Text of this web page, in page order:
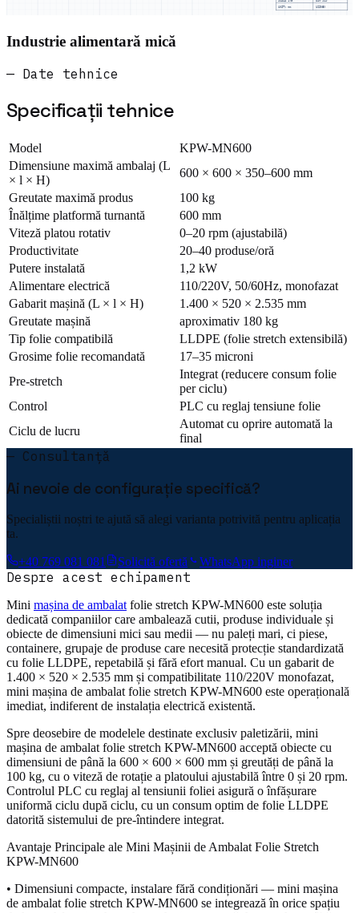
UNIT: mm
UZINEX
Industrie alimentară mică
— Date tehnice
Specificații tehnice
Model
KPW-MN600
Dimensiune maximă ambalaj (L
× l × H)
600 × 600 × 350–600 mm
Greutate maximă produs
100 kg
Înălțime platformă turnantă
600 mm
Viteză platou rotativ
0–20 rpm (ajustabilă)
Productivitate
20–40 produse/oră
Putere instalată
1,2 kW
Alimentare electrică
110/220V, 50/60Hz, monofazat
Gabarit mașină (L × l × H)
1.400 × 520 × 2.535 mm
Greutate mașină
aproximativ 180 kg
Tip folie compatibilă
LLDPE (folie stretch extensibilă)
Grosime folie recomandată
17–35 microni
Pre-stretch
Integrat (reducere consum folie
per ciclu)
Control
PLC cu reglaj tensiune folie
Ciclu de lucru
Automat cu oprire automată la
final
— Consultanță
Ai nevoie de configurație specifică?
Specialiștii noștri te ajută să alegi varianta potrivită pentru aplicația
ta.
+40 769 081 081 Solicită ofertă WhatsApp inginer
Despre acest echipament
Mini mașina de ambalatfolie stretch KPW-MN600 este soluția
dedicată companiilor care ambalează cutii, produse individuale și
obiecte de dimensiuni mici sau medii — nu paleți mari, ci piese,
containere, grupaje de produse care necesită protecție standardizată
cu folie LLDPE, repetabilă și fără efort manual. Cu un gabarit de
1.400 × 520 × 2.535 mm și compatibilitate 110/220V monofazat,
mini mașina de ambalat folie stretch KPW-MN600 este operațională
imediat, indiferent de instalația electrică existentă.
Spre deosebire de modelele destinate exclusiv paletizării, mini
mașina de ambalat folie stretch KPW-MN600 acceptă obiecte cu
dimensiuni de până la 600 × 600 × 600 mm și greutăți de până la
100 kg, cu o viteză de rotație a platoului ajustabilă între 0 și 20 rpm.
Controlul PLC cu reglaj al tensiunii foliei asigură o înfășurare
uniformă ciclu după ciclu, cu un consum optim de folie LLDPE
datorită sistemului de pre-întindere integrat.
Avantaje Principale ale Mini Mașinii de Ambalat Folie Stretch
KPW-MN600
• Dimensiuni compacte, instalare fără condiționări — mini mașina
de ambalat folie stretch KPW-MN600 se integrează în orice spațiu